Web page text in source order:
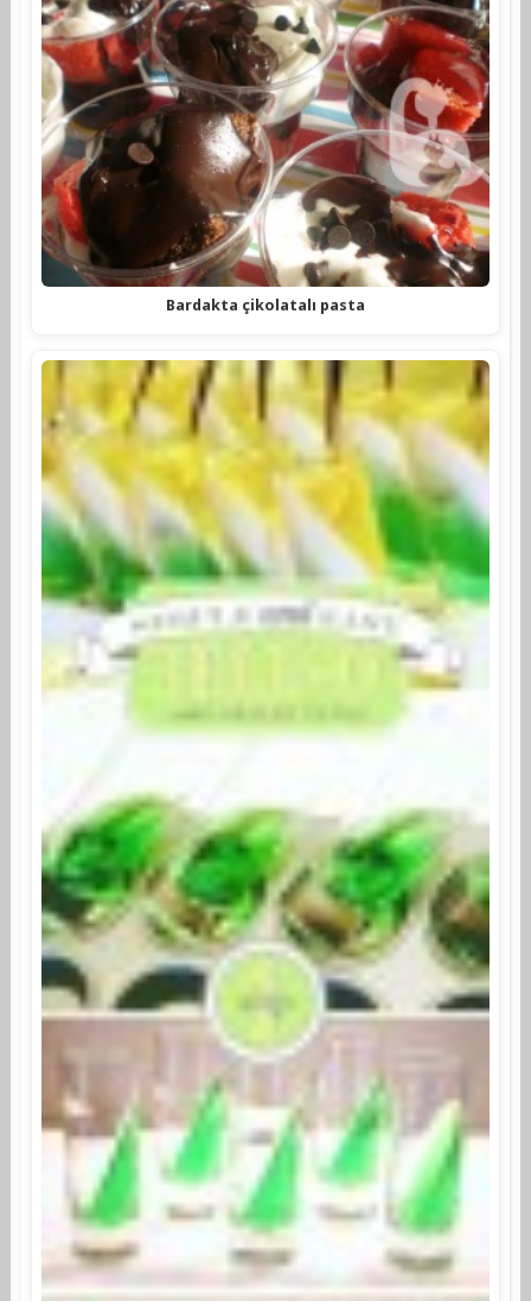
Bardakta çikolatalı pasta